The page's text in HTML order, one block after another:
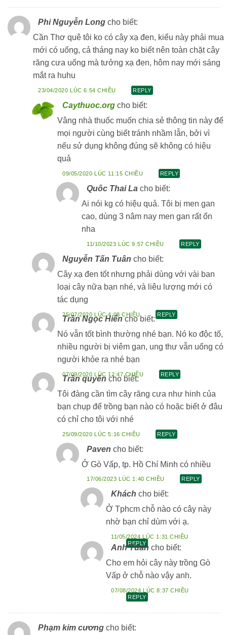
Phi Nguyễn Long cho biết:
Cần Thơ quê tôi ko có cây xạ đen, kiểu này phải mua
mới có uống, cả tháng nay ko biết nên toàn chặt cây
răng cưa uống mà tưởng xạ đen, hôm nay mới sáng
mắt ra huhu
23/04/2020 LÚC 6:54 CHIỀU REPLY
Caythuoc.org cho biết:
Vâng nhà thuốc muốn chia sẻ thông tin này để
mọi người cùng biết tránh nhầm lẫn, bởi vì
nếu sử dụng không đúng sẽ không có hiệu
quả
09/05/2020 LÚC 11:15 CHIỀU REPLY
Quôc Thai La cho biết:
Ai nói kg có hiệu quả. Tôi bị men gan
cao, dùng 3 nâm nay men gan rất ổn
nha
11/10/2023 LÚC 9:57 CHIỀU REPLY
Nguyễn Tấn Tuân cho biết:
Cây xạ đen tốt nhưng phải dùng với vài ban
loại cây nữa bạn nhé, và liêu lượng mới có
tác dụng
25/07/2020 LÚC 4:08 CHIỀU REPLY
Trần Ngọc Hiến cho biết:
Nó vẫn tốt bình thường nhé bạn. Nó ko độc tố,
nhiều người bị viêm gan, ung thư vẫn uống có
người khỏe ra nhé bạn
07/09/2020 LÚC 12:47 CHIỀU REPLY
Trần quyên cho biết:
Tôi đàng cần tìm cây răng cưa như hinh của
bạn chụp để trồng bạn nào có hoặc biết ở đâu
có chỉ cho tôi với nhé
25/09/2020 LÚC 5:16 CHIỀU REPLY
Paven cho biết:
Ở Gò Vấp, tp. Hồ Chí Minh có nhiều
17/06/2023 LÚC 1:40 CHIỀU REPLY
Khách cho biết:
Ở Tphcm chỗ nào có cây này
nhờ bạn chỉ dùm với ạ.
11/05/2024 LÚC 1:31 CHIỀU
REPLY
Anh Tuan cho biết:
Cho em hỏi cây này trồng Gò
Vấp ở chỗ nào vậy anh.
07/08/2024 LÚC 8:37 CHIỀU
REPLY
Phạm kim cương cho biết: